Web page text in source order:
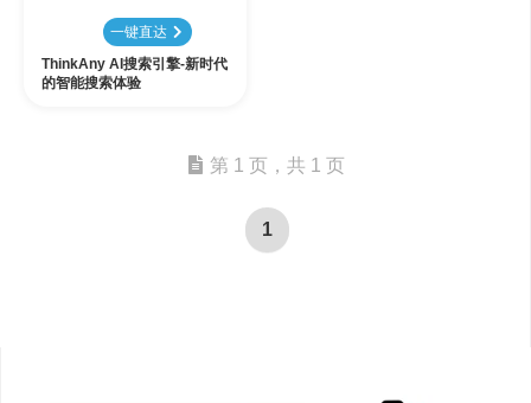
一键直达
ThinkAny AI搜索引擎-新时代
的智能搜索体验
第 1 页，共 1 页
1